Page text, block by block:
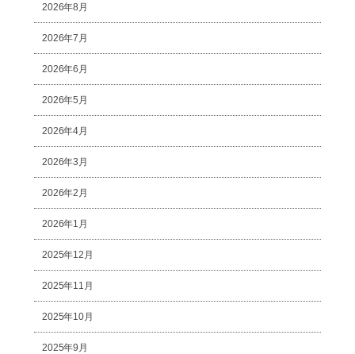
2026年8月
2026年7月
2026年6月
2026年5月
2026年4月
2026年3月
2026年2月
2026年1月
2025年12月
2025年11月
2025年10月
2025年9月